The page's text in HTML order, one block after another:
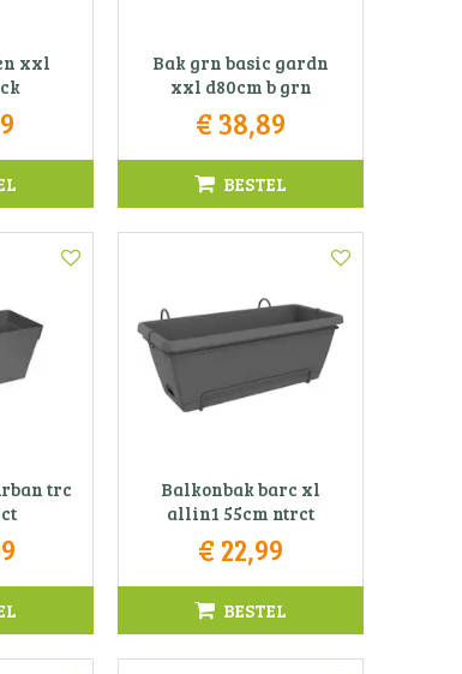
xxl
Bak grn basic gardn
xxl d80cm b grn
€38,89
BESTEL
trc
Balkonbak barc xl
allin1 55cm ntrct
€ 22,99
BESTEL